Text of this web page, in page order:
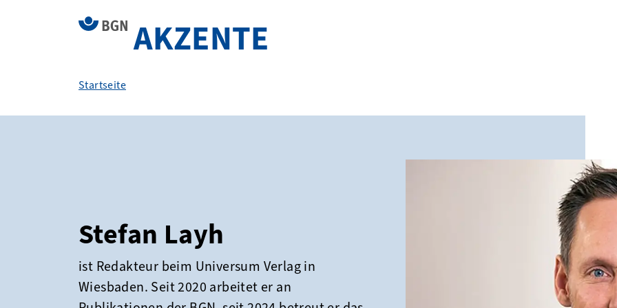
AKZENTE
Startseite
Stefan Layh
ist Redakteur beim Universum Verlag in
Wiesbaden. Seit 2020 arbeitet er an